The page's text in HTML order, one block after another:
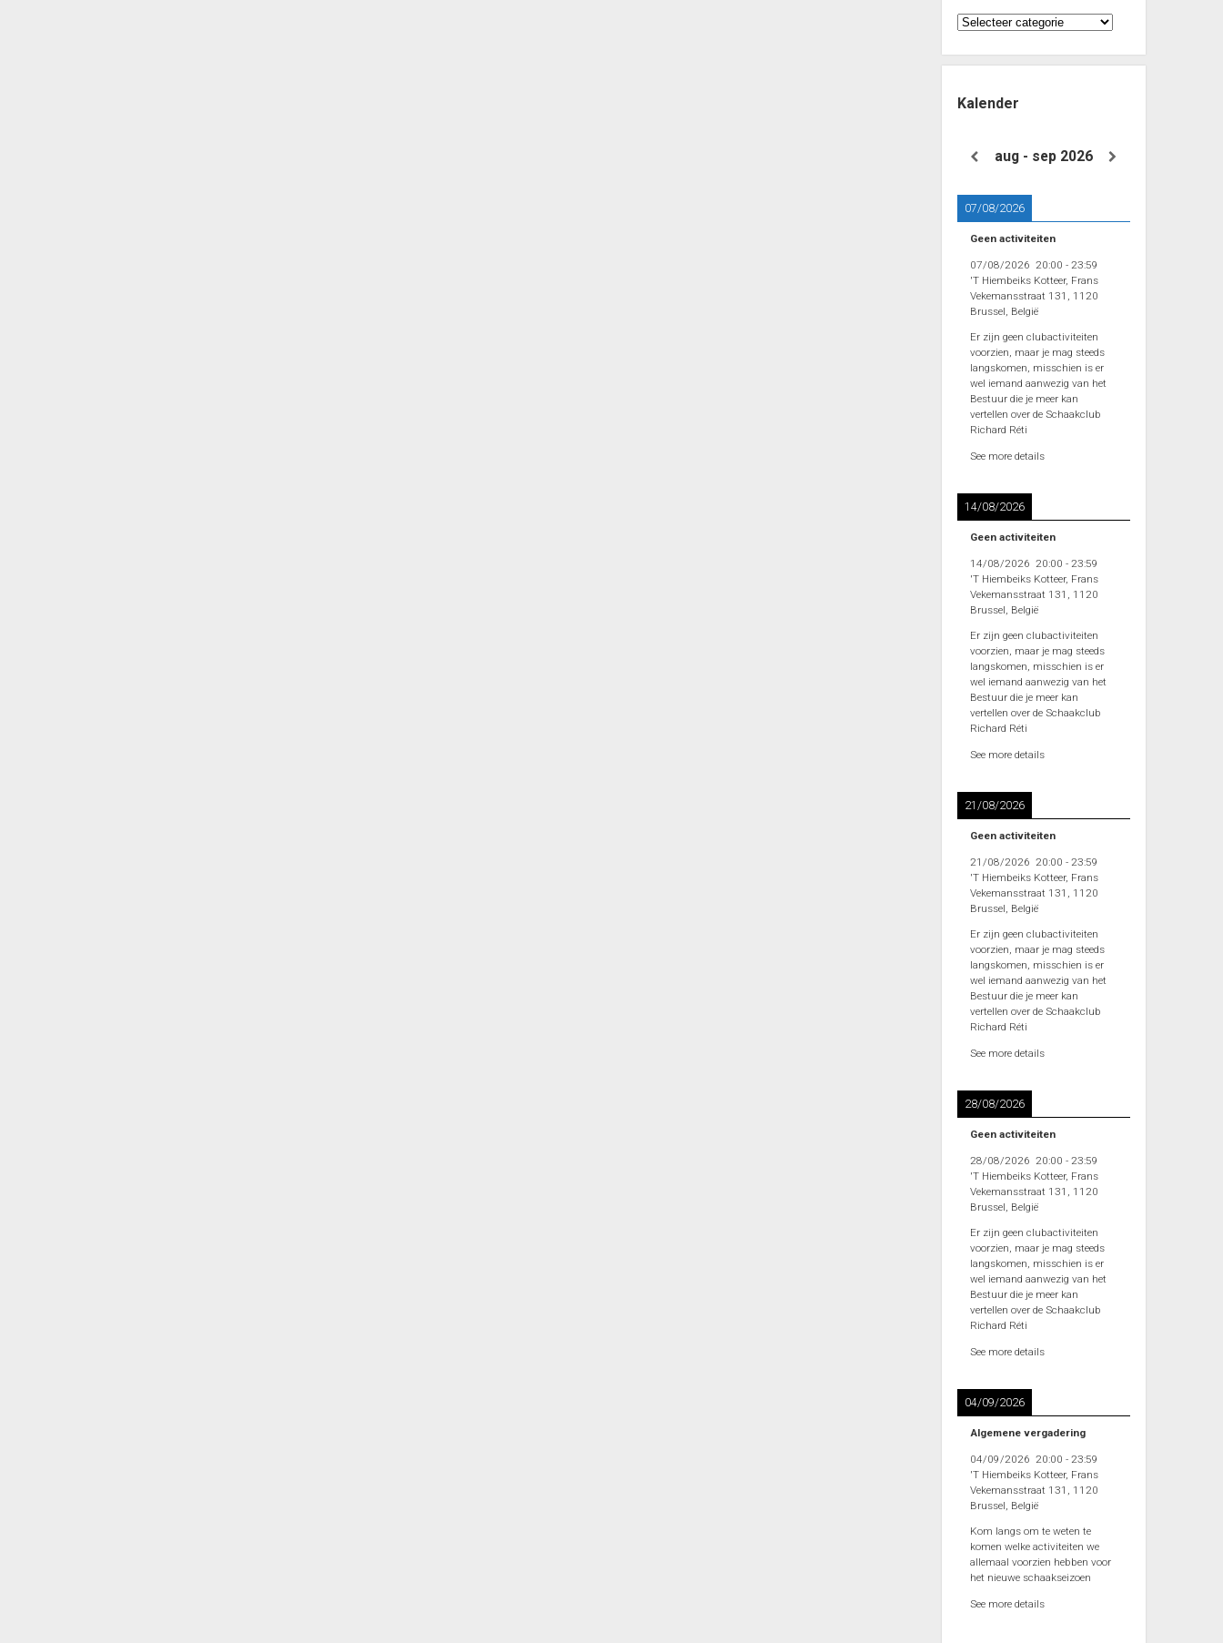
Categorieën
Kalender
aug - sep 2026
07/08/2026
Geen activiteiten
07/08/2026 20:00 - 23:59
'T Hiembeiks Kotteer, Frans
Vekemansstraat 131, 1120
Brussel, België
Er zijn geen clubactiviteiten
voorzien, maar je mag steeds
langskomen, misschien is er
wel iemand aanwezig van het
Bestuur die je meer kan
vertellen over de Schaakclub
Richard Réti
See more details
14/08/2026
Geen activiteiten
14/08/2026 20:00 - 23:59
'T Hiembeiks Kotteer, Frans
Vekemansstraat 131, 1120
Brussel, België
Er zijn geen clubactiviteiten
voorzien, maar je mag steeds
langskomen, misschien is er
wel iemand aanwezig van het
Bestuur die je meer kan
vertellen over de Schaakclub
Richard Réti
See more details
21/08/2026
Geen activiteiten
21/08/2026 20:00 - 23:59
'T Hiembeiks Kotteer, Frans
Vekemansstraat 131, 1120
Brussel, België
Er zijn geen clubactiviteiten
voorzien, maar je mag steeds
langskomen, misschien is er
wel iemand aanwezig van het
Bestuur die je meer kan
vertellen over de Schaakclub
Richard Réti
See more details
28/08/2026
Geen activiteiten
28/08/2026 20:00 - 23:59
'T Hiembeiks Kotteer, Frans
Vekemansstraat 131, 1120
Brussel, België
Er zijn geen clubactiviteiten
voorzien, maar je mag steeds
langskomen, misschien is er
wel iemand aanwezig van het
Bestuur die je meer kan
vertellen over de Schaakclub
Richard Réti
See more details
04/09/2026
Algemene vergadering
04/09/2026 20:00 - 23:59
'T Hiembeiks Kotteer, Frans
Vekemansstraat 131, 1120
Brussel, België
Kom langs om te weten te
komen welke activiteiten we
allemaal voorzien hebben voor
het nieuwe schaakseizoen
See more details